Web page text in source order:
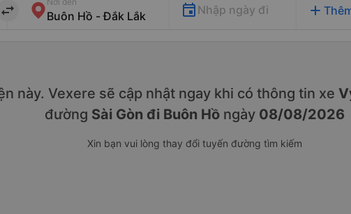
import_export Nhập ngày đi add
này. Vexere sẽ cập nhật ngay khi có thông tin xe
đường Sài Gòn đi Buôn Hồ ngày 08/08/2026
Xin bạn vui lòng thay đổi tuyến đường tìm kiếm